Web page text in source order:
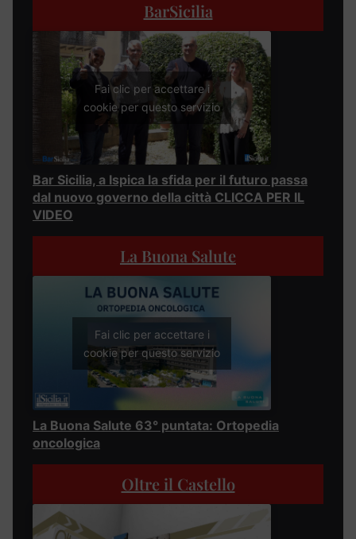
BarSicilia
Fai clic per accettare i
cookie per questo servizio
Bar Sicilia, a Ispica la sfida per il futuro passa
dal nuovo governo della città CLICCA PER IL
VIDEO
La Buona Salute
Fai clic per accettare i
cookie per questo servizio
La Buona Salute 63° puntata: Ortopedia
oncologica
Oltre il Castello